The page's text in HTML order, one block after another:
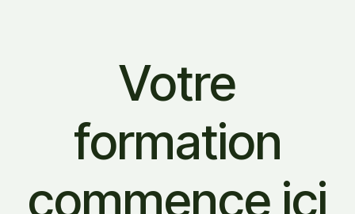
Votre
formation
commence ici